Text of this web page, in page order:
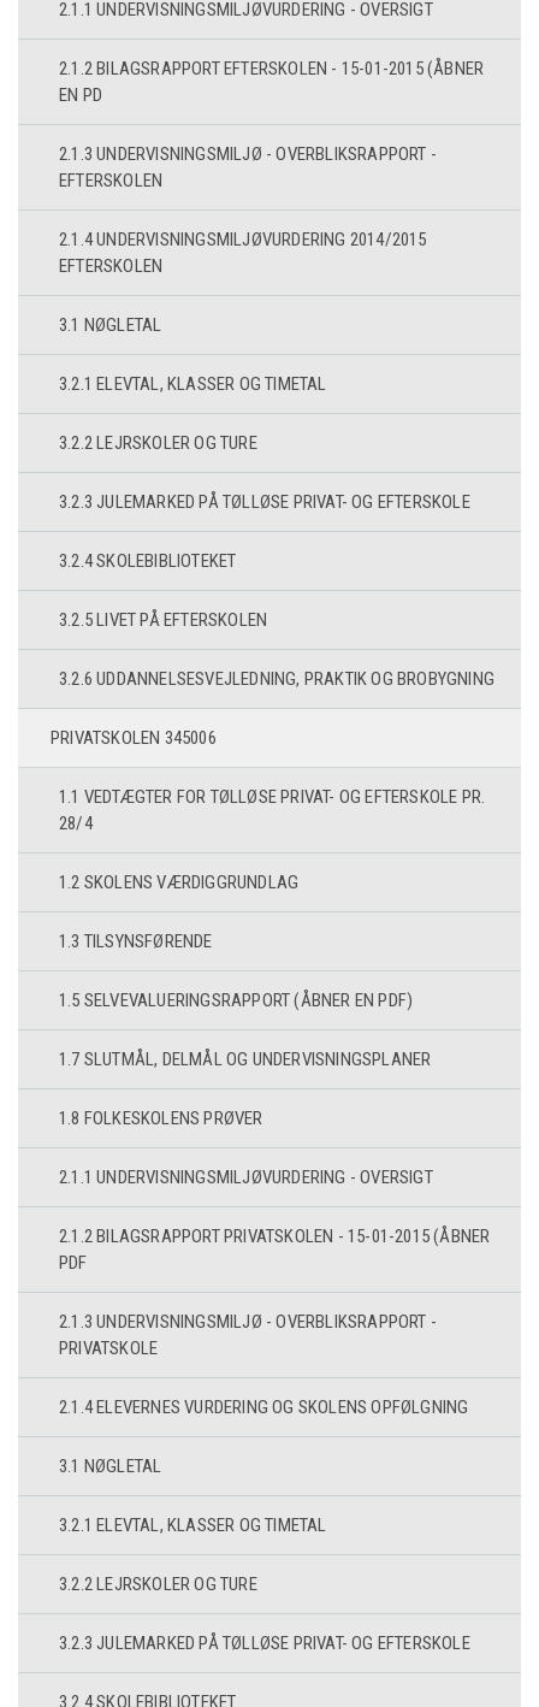
2.1.1 UNDERVISNINGSMILJØVURDERING - OVERSIGT
2.1.2 BILAGSRAPPORT EFTERSKOLEN - 15-01-2015 (ÅBNER
EN PD
2.1.3 UNDERVISNINGSMILJØ - OVERBLIKSRAPPORT -
EFTERSKOLEN
2.1.4 UNDERVISNINGSMILJØVURDERING 2014/2015
EFTERSKOLEN
3.1 NØGLETAL
3.2.1 ELEVTAL, KLASSER OG TIMETAL
3.2.2 LEJRSKOLER OG TURE
3.2.3 JULEMARKED PÅ TØLLØSE PRIVAT- OG EFTERSKOLE
3.2.4 SKOLEBIBLIOTEKET
3.2.5 LIVET PÅ EFTERSKOLEN
3.2.6 UDDANNELSESVEJLEDNING, PRAKTIK OG BROBYGNING
PRIVATSKOLEN 345006
1.1 VEDTÆGTER FOR TØLLØSE PRIVAT- OG EFTERSKOLE PR.
28/4
1.2 SKOLENS VÆRDIGGRUNDLAG
1.3 TILSYNSFØRENDE
1.5 SELVEVALUERINGSRAPPORT (ÅBNER EN PDF)
1.7 SLUTMÅL, DELMÅL OG UNDERVISNINGSPLANER
1.8 FOLKESKOLENS PRØVER
2.1.1 UNDERVISNINGSMILJØVURDERING - OVERSIGT
2.1.2 BILAGSRAPPORT PRIVATSKOLEN - 15-01-2015 (ÅBNER
PDF
2.1.3 UNDERVISNINGSMILJØ - OVERBLIKSRAPPORT -
PRIVATSKOLE
2.1.4 ELEVERNES VURDERING OG SKOLENS OPFØLGNING
3.1 NØGLETAL
3.2.1 ELEVTAL, KLASSER OG TIMETAL
3.2.2 LEJRSKOLER OG TURE
3.2.3 JULEMARKED PÅ TØLLØSE PRIVAT- OG EFTERSKOLE
3.2.4 SKOLEBIBLIOTEKET